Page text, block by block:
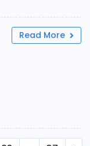
Read More